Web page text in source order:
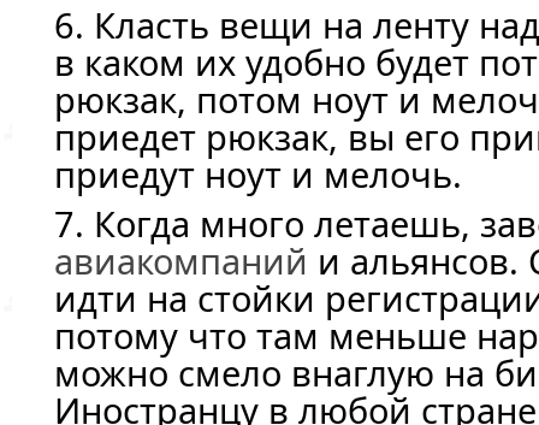
6. Класть вещи на ленту
в каком их удобно будет
рюкзак, потом ноут и
приедет рюкзак, вы его
приедут ноут и мелочь.
7. Когда много летаешь,
авиакомпаний и альянсов.
идти на стойки
потому что там меньше
можно смело внаглую на
Иностранцу в любой